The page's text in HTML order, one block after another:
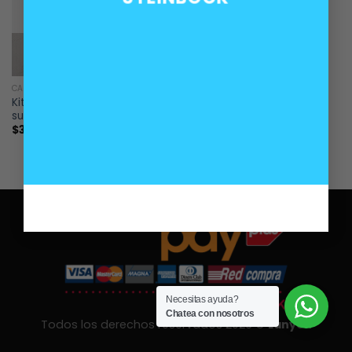
SIN EXISTENCIAS
CARROCERÍA
Kit reparación techo solar
sunroof BMW E36
$30.000
Todos los derechos reservados 2026 ©Lanyon
Necesitas ayuda?
Chatea con nosotros